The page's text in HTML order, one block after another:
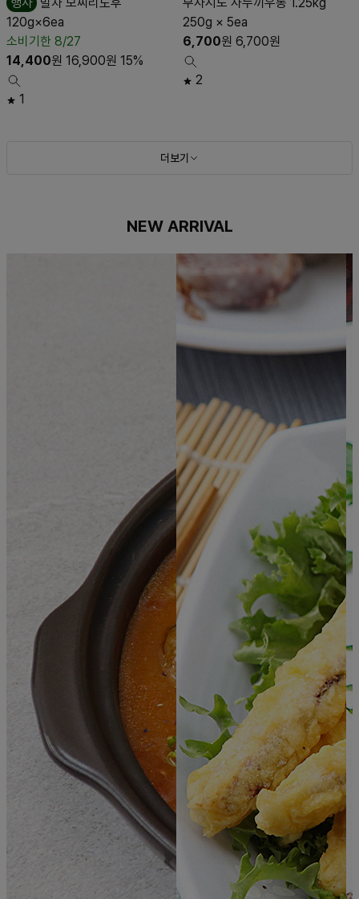
120g×6ea
소비기한 8/27
14,400원 16,900원 15%
1
250g × 5ea
6,700원 6,700원
2
더보기
NEW ARRIVAL